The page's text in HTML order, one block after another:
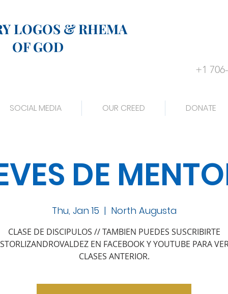
LOGOS & RHEMA
OF GOD
+1
SOCIAL MEDIA OUR CREED DONATE
DE
Thu, Jan 15
  |
North Augusta
CLASE DE DISCIPULOS // TAMBIEN PUEDES SUSCRIBIRTE
EN FACEBOOK Y YOUTUBE PARA
CLASES ANTERIOR.